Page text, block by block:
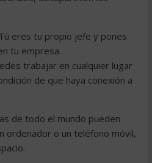
eres tu propio jefe y pones
tu empresa.
trabajar en cualquier lugar
de que haya conexión a
de todo el mundo pueden
ordenador o un teléfono móvil,